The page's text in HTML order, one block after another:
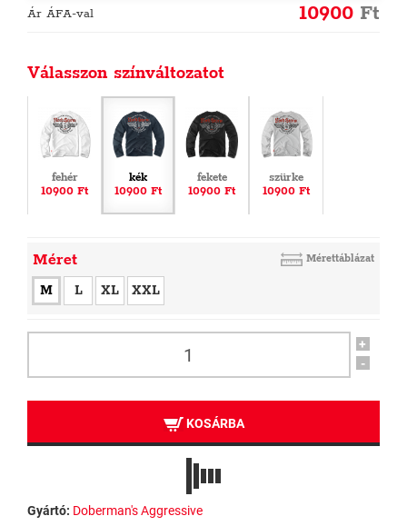
Ár ÁFA-val 10900 Ft
Válasszon színváltozatot
fehér
10900 Ft
kék
10900 Ft
fekete
10900 Ft
szürke
10900 Ft
Méret Mérettáblázat
M L XL XXL
+
-
KOSÁRBA
Gyártó: Doberman's Aggressive